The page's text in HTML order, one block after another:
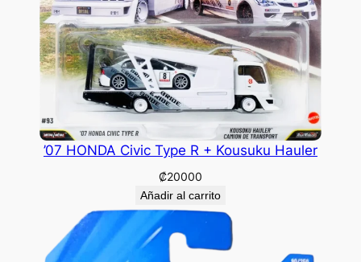
’07 HONDA Civic Type R + Kousuku Hauler
₡20000
Añadir al carrito